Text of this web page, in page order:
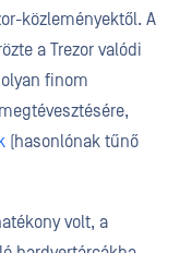
közleményektől. A
a Trezor valódi
finom
(hasonlónak tűnő
volt, a